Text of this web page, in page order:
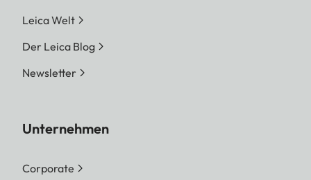
Leica Welt
Der Leica Blog
Newsletter
Unternehmen
Corporate